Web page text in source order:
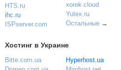
HTS.ru
ihc.ru
ISPserver.com
xorek.cloud
Yutex.ru
Остальные→
Хостинг в Украине
Bitte.com.ua
Hyperhost.ua